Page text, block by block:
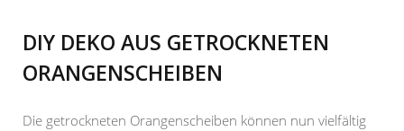
DIY DEKO AUS GETROCKNETEN
ORANGENSCHEIBEN
Die getrockneten Orangenscheiben können nun vielfältig